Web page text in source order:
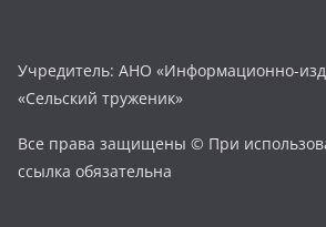
Учредитель: АНО «Информационно-
«Сельский труженик»
Все права защищены © При
ссылка обязательна